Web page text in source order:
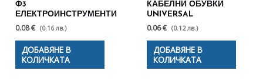
Ф3
ЕЛЕКТРОИНСТРУМЕНТИ
0.08 € (0.16 лв.)
ДОБАВЯНЕ В
КОЛИЧКАТА
КАБЕЛНИ ОБУВКИ
UNIVERSAL
0.06 € (0.12 лв.)
ДОБАВЯНЕ В
КОЛИЧКАТА